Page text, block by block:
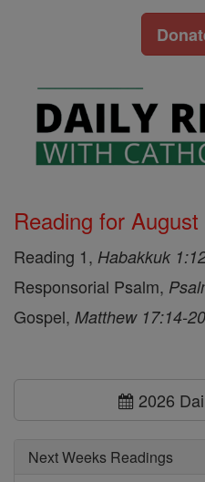
Reading for
Reading 1, Habakkuk
Responsorial Psalm,
Gospel, Matthew 17:14-20
2026
Next Weeks Readings